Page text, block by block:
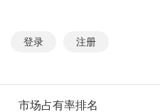
登录 注册
市场占有率排名